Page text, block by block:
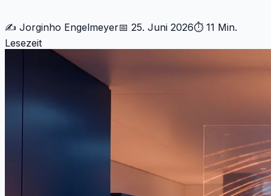
✍️ Jorginho Engelmeyer📅 25. Juni 2026⏱ 11 Min.
Lesezeit